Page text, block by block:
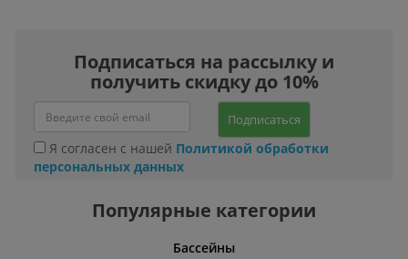
Подписаться на рассылку и
получить скидку до 10%
Подписаться
Я согласен с нашей Политикой обработки
персональных данных
Популярные категории
Бассейны